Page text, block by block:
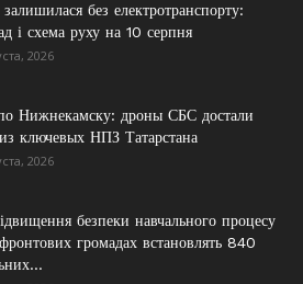
без електротранспорту:
і схема руху на 10 серпня
2026
Нижнекамску: дроны СБС достали
ключевых НПЗ Татарстана
2026
безпеки навчального процесу
громадах встановлять 840